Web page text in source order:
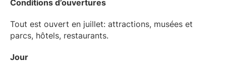
Conditions d’ouvertures
Tout est ouvert en juillet: attractions, musées et
parcs, hôtels, restaurants.
Jour